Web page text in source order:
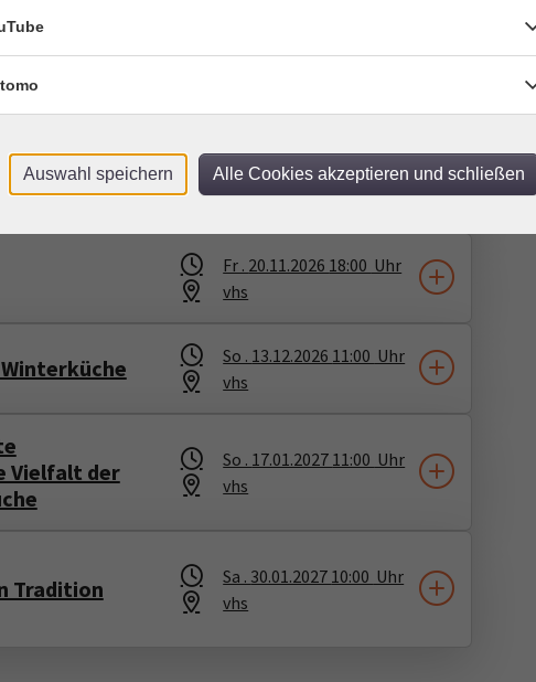
vhs
Pita & Filo
So .15.11.202611:00Uhr
vhs
Fr . 20.11.2026 18:00 Uhr
vhs
So . 13.12.2026 11:00 Uhr
vhs
Vielfalt der
So . 17.01.2027 11:00 Uhr
vhs
Tradition
Sa . 30.01.2027 10:00 Uhr
vhs
Auswahl speichern Alle Cookies akzeptieren und schließen